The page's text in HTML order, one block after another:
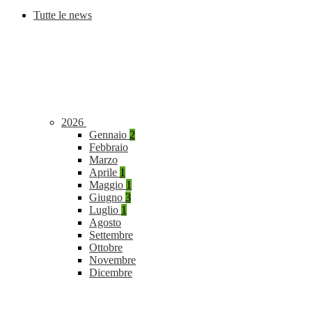
Tutte le news
2026
Gennaio 2
Febbraio
Marzo
Aprile 1
Maggio 1
Giugno 3
Luglio 1
Agosto
Settembre
Ottobre
Novembre
Dicembre